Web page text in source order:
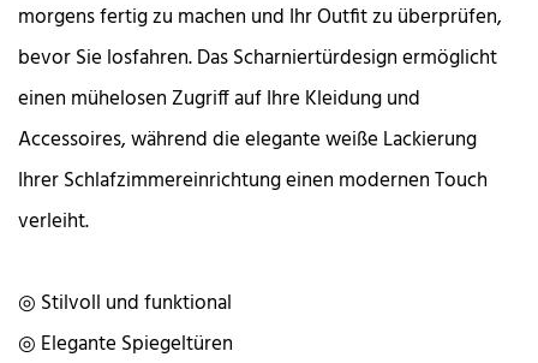
morgens fertig zu machen und Ihr Outfit zu überprüfen,
bevor Sie losfahren. Das Scharniertürdesign ermöglicht
einen mühelosen Zugriff auf Ihre Kleidung und
Accessoires, während die elegante weiße Lackierung
Ihrer Schlafzimmereinrichtung einen modernen Touch
verleiht.
◎ Stilvoll und funktional
◎ Elegante Spiegeltüren